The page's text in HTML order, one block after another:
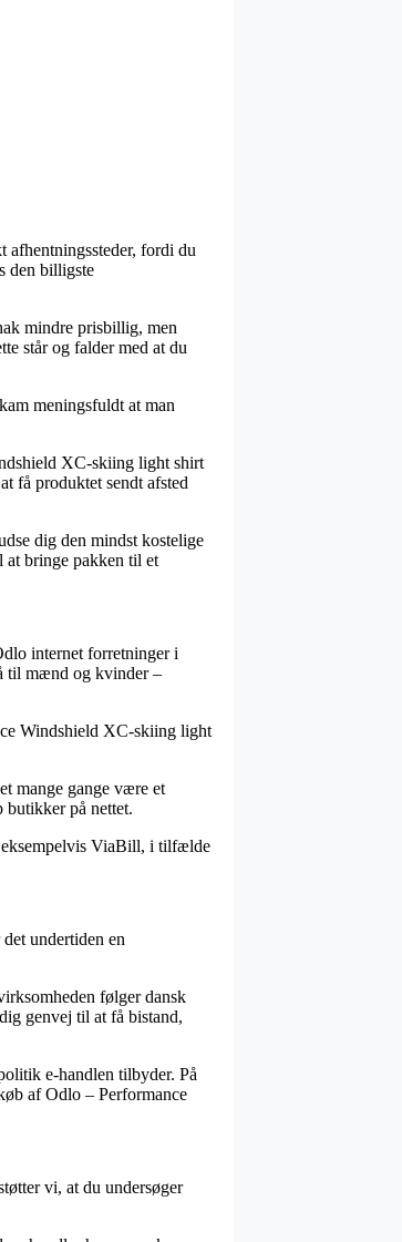
afhentningssteder, fordi du
den billigste
mindre prisbillig, men
står og falder med at du
meningsfuldt at man
XC-skiing light shirt
få produktet sendt afsted
dig den mindst kostelige
bringe pakken til et
internet forretninger i
til mænd og kvinder –
Windshield XC-skiing light
mange gange være et
på nettet.
eksempelvis ViaBill, i tilfælde
undertiden en
følger dansk
genvej til at få bistand,
e-handlen tilbyder. På
af Odlo – Performance
vi, at du undersøger